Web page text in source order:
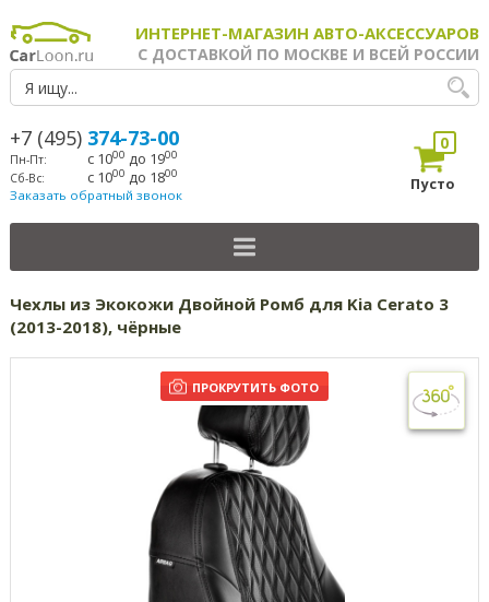
ИНТЕРНЕТ-МАГАЗИН АВТО-АКСЕССУАРОВ
С ДОСТАВКОЙ ПО МОСКВЕ И ВСЕЙ РОССИИ
+7 (495) 374-73-00
Пн-Пт: с 1000 до 1900
Сб-Вс: с 1000 до 1800
Заказать обратный звонок
0
Пусто
Чехлы из Экокожи Двойной Ромб для Kia Cerato 3
(2013-2018), чёрные
ПРОКРУТИТЬ ФОТО